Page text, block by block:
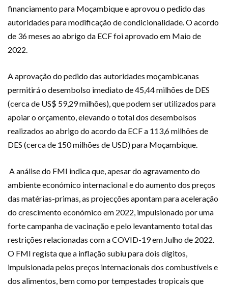
financiamento para Moçambique e aprovou o pedido das
autoridades para modificação de condicionalidade. O acordo
de 36 meses ao abrigo da ECF foi aprovado em Maio de
2022.
A aprovação do pedido das autoridades moçambicanas
permitirá o desembolso imediato de 45,44 milhões de DES
(cerca de US$ 59,29 milhões), que podem ser utilizados para
apoiar o orçamento, elevando o total dos desembolsos
realizados ao abrigo do acordo da ECF a 113,6 milhões de
DES (cerca de 150 milhões de USD) para Moçambique.
A análise do FMI indica que, apesar do agravamento do
ambiente económico internacional e do aumento dos preços
das matérias-primas, as projecções apontam para aceleração
do crescimento económico em 2022, impulsionado por uma
forte campanha de vacinação e pelo levantamento total das
restrições relacionadas com a COVID-19 em Julho de 2022.
O FMI regista que a inflação subiu para dois dígitos,
impulsionada pelos preços internacionais dos combustíveis e
dos alimentos, bem como por tempestades tropicais que